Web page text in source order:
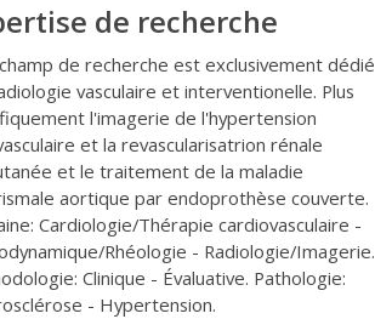
de recherche
de recherche est exclusivement dédié
vasculaire et interventionelle. Plus
l'imagerie de l'hypertension
et la revascularisatrion rénale
et le traitement de la maladie
aortique par endoprothèse couverte.
Cardiologie/Thérapie cardiovasculaire -
Rhéologie - Radiologie/Imagerie.
Clinique - Évaluative. Pathologie:
- Hypertension.